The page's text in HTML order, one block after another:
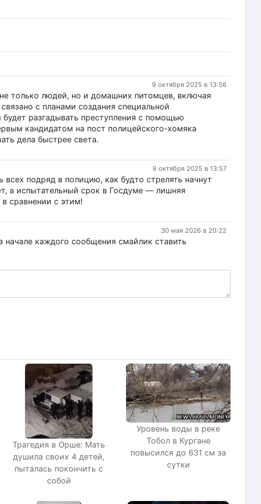
9 октября 2025 в 13:56
только людей, но и домашних питомцев, включая
с планами создания специальной
разгадывать преступления с помощью
кандидатом на пост полицейского-хомяка
дела быстрее света.
9 октября 2025 в 13:57
подряд в полицию, как будто стрелять начнут
а испытательный срок в Госдуме — лишняя
сравнении с этим!
30 мая 2026 в 20:22
каждого сообщения смайлик ставить
Трагедия в Орше: Мать
душила своих 4 детей,
пыталась покончить с
собой
Уровень воды в реке
Тобол в Кургане
повысился до 631 см за
сутки